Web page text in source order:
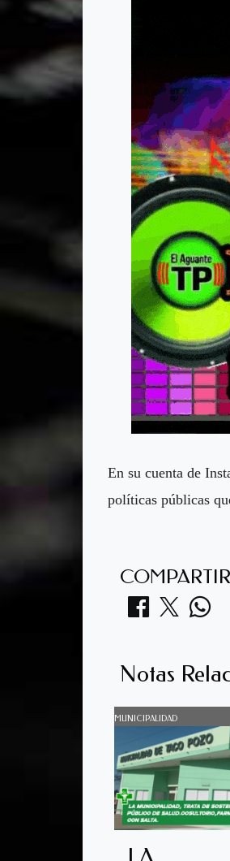
En su cuenta de
políticas públicas
Notas
MUNICIPALIDAD